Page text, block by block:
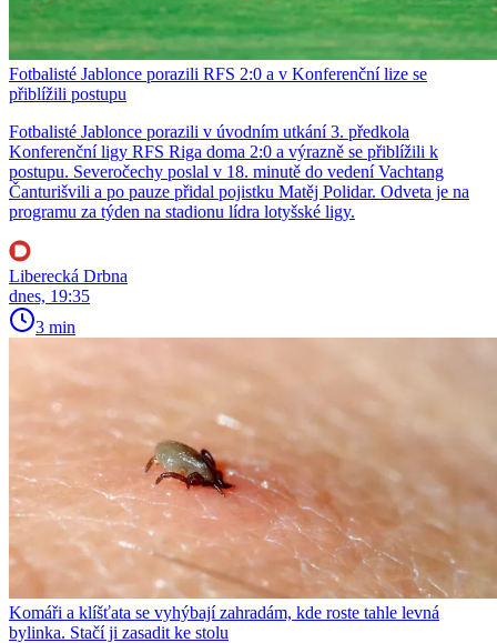
Fotbalisté Jablonce porazili RFS 2:0 a v Konferenční lize se
přiblížili postupu
Fotbalisté Jablonce porazili v úvodním utkání 3. předkola
Konferenční ligy RFS Riga doma 2:0 a výrazně se přiblížili k
postupu. Severočechy poslal v 18. minutě do vedení Vachtang
Čanturišvili a po pauze přidal pojistku Matěj Polidar. Odveta je na
programu za týden na stadionu lídra lotyšské ligy.
Liberecká Drbna
dnes, 19:35
3 min
Komáři a klíšťata se vyhýbají zahradám, kde roste tahle levná
bylinka. Stačí ji zasadit ke stolu